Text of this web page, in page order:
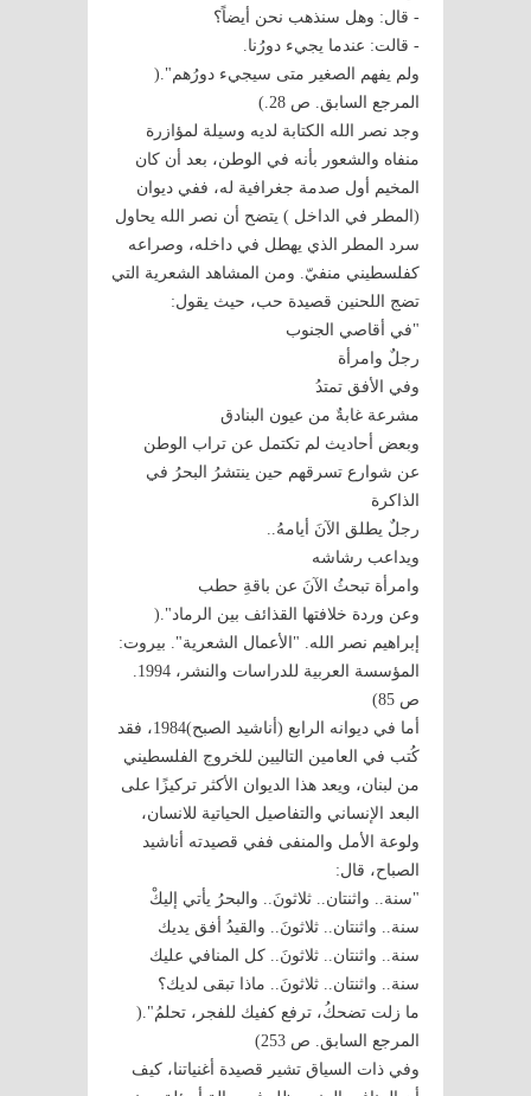
- قال: وهل سنذهب نحن أيضاً؟
- قالت: عندما يجيء دورُنا.
ولم يفهم الصغير متى سيجيء دورُهم".(
المرجع السابق. ص 28.)
وجد نصر الله الكتابة لديه وسيلة لمؤازرة
منفاه والشعور بأنه في الوطن، بعد أن كان
المخيم أول صدمة جغرافية له، ففي ديوان
(المطر في الداخل ) يتضح أن نصر الله يحاول
سرد المطر الذي يهطل في داخله، وصراعه
كفلسطيني منفيّ. ومن المشاهد الشعرية التي
تضج اللحنين قصيدة حب، حيث يقول:
"في أقاصي الجنوب
رجلٌ وامرأة
وفي الأفق تمتدُ
مشرعة غابةٌ من عيون البنادق
وبعض أحاديث لم تكتمل عن تراب الوطن
عن شوارع تسرقهم حين ينتشرُ البحرُ في
الذاكرة
رجلٌ يطلق الآنَ أيامهُ..
ويداعب رشاشه
وامرأة تبحثُ الآنَ عن باقةِ حطب
وعن وردة خلافتها القذائف بين الرماد".(
إبراهيم نصر الله. "الأعمال الشعرية". بيروت:
المؤسسة العربية للدراسات والنشر، 1994.
ص 85)
أما في ديوانه الرابع (أناشيد الصبح)1984، فقد
كُتب في العامين التاليين للخروج الفلسطيني
من لبنان، ويعد هذا الديوان الأكثر تركيزًا على
البعد الإنساني والتفاصيل الحياتية للانسان،
ولوعة الأمل والمنفى ففي قصيدته أناشيد
الصباح، قال:
"سنة.. واثنتان.. ثلاثونَ.. والبحرُ يأتي إليكْ
سنة.. واثنتان.. ثلاثونَ.. والقيدُ أفق يديك
سنة.. واثنتان.. ثلاثونَ.. كل المنافي عليك
سنة.. واثنتان.. ثلاثونَ.. ماذا تبقى لديك؟
ما زلت تضحكُ، ترفع كفيك للفجر، تحلمُ".(
المرجع السابق. ص 253)
وفي ذات السياق تشير قصيدة أغنياتنا، كيف